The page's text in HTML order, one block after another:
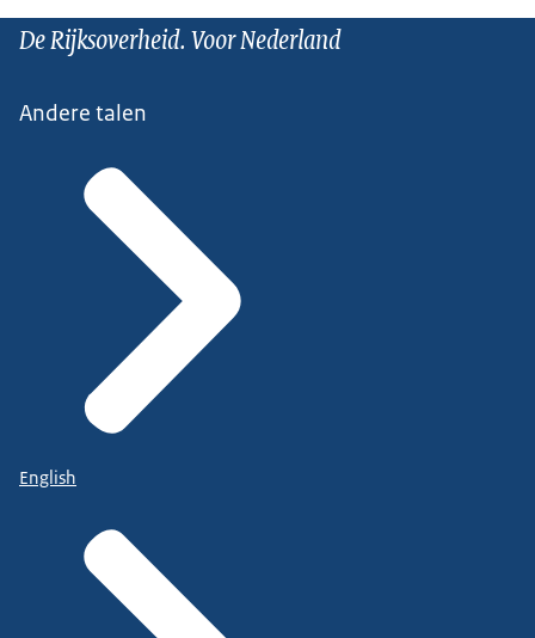
De Rijksoverheid. Voor Nederland
Andere talen
English